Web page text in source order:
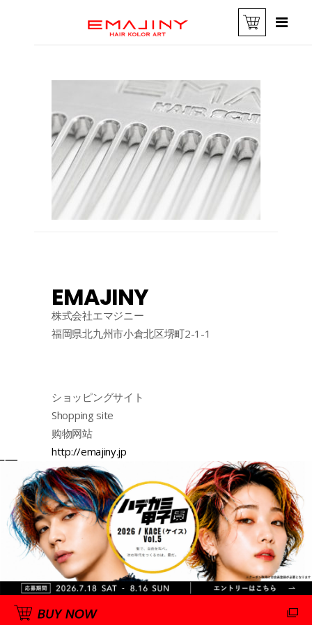
EMAJINY
株式会社エマジニー
福岡県北九州市小倉北区堺町2-1-1
ショッピングサイト
Shopping site
购物网站
http://emajiny.jp